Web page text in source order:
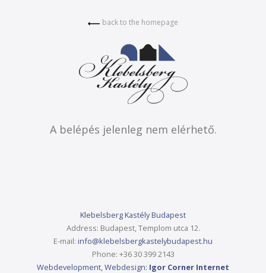
back to the homepage
A belépés jelenleg nem elérhető.
Klebelsberg KastélyBudapest
Address: Budapest, Templom utca 12.
E-mail: info@klebelsbergkastelybudapest.hu
Phone: +36 30 399 2143
Webdevelopment, Webdesign: Igor Corner Internet